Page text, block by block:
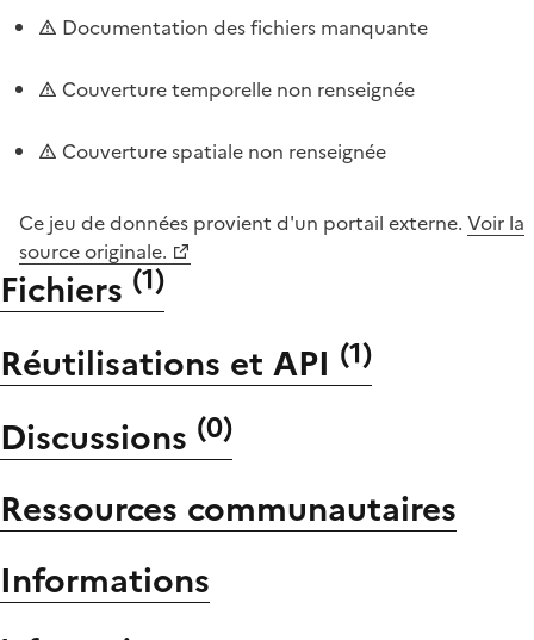
Documentation des fichiers manquante
Couverture temporelle non renseignée
Couverture spatiale non renseignée
Ce jeu de données provient d'un portail externe. Voir la
source originale.
Fichiers (1)
Réutilisations et API (1)
Discussions (0)
Ressources communautaires
Informations